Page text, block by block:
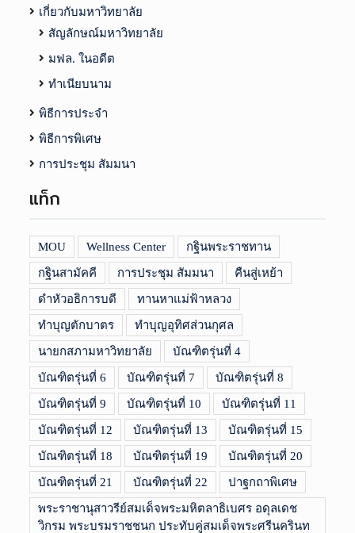
เกี่ยวกับมหาวิทยาลัย
สัญลักษณ์มหาวิทยาลัย
มฟล. ในอดีต
ทำเนียบนาม
พิธีการประจำ
พิธีการพิเศษ
การประชุม สัมมนา
แท็ก
MOU Wellness Center กฐินพระราชทาน
กฐินสามัคคี การประชุม สัมมนา คืนสู่เหย้า
ดำหัวอธิการบดี ทานหาแม่ฟ้าหลวง
ทำบุญตักบาตร ทำบุญอุทิศส่วนกุศล
นายกสภามหาวิทยาลัย บัณฑิตรุ่นที่ 4
บัณฑิตรุ่นที่ 6 บัณฑิตรุ่นที่ 7 บัณฑิตรุ่นที่ 8
บัณฑิตรุ่นที่ 9 บัณฑิตรุ่นที่ 10 บัณฑิตรุ่นที่ 11
บัณฑิตรุ่นที่ 12 บัณฑิตรุ่นที่ 13 บัณฑิตรุ่นที่ 15
บัณฑิตรุ่นที่ 18 บัณฑิตรุ่นที่ 19 บัณฑิตรุ่นที่ 20
บัณฑิตรุ่นที่ 21 บัณฑิตรุ่นที่ 22 ปาฐกถาพิเศษ
พระราชานุสาวรีย์สมเด็จพระมหิตลาธิเบศร อดุลเดช
วิกรม พระบรมราชชนก ประทับคู่สมเด็จพระศรีนครินท